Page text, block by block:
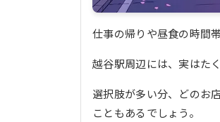
仕事の帰りや昼食の時間
越谷駅周辺には、実はた
選択肢が多い分、どのお
こともあるでしょう。